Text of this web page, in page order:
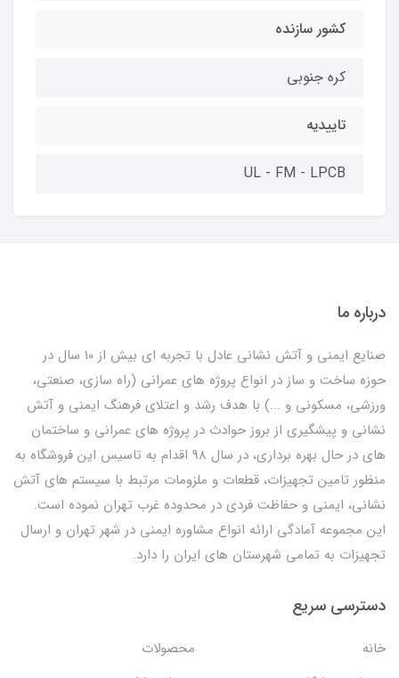
کشور سازنده
کره جنوبی
تاییدیه
UL - FM - LPCB
درباره ما
صنایع ایمنی و آتش نشانی عادل با تجربه ای بیش از 10 سال در
حوزه ساخت و ساز در انواع پروژه های عمرانی (راه سازی، صنعتی،
ورزشی، مسکونی و ...) با هدف رشد و اعتلای فرهنگ ایمنی و آتش
نشانی و پیشگیری از بروز حوادث در پروژه های عمرانی و ساختمان
های در حال بهره برداری، در سال 98 اقدام به تاسیس این فروشگاه به
منظور تامین تجهیزات، قطعات و ملزومات مرتبط با سیستم های آتش
نشانی، ایمنی و حفاظت فردی در محدوده غرب تهران نموده است.
این مجموعه آمادگی ارائه انواع مشاوره ایمنی در شهر تهران و ارسال
تجهیزات به تمامی شهرستان های ایران را دارد.
دسترسی سریع
خانه
محصولات